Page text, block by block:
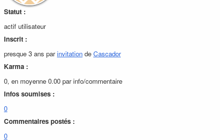
Statut :
actif utilisateur
Inscrit :
presque 3 ans parinvitation de Cascador
Karma :
0, en moyenne 0.00 par info/commentaire
Infos soumises :
0
Commentaires postés :
0